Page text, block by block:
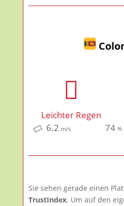
Leichter Regen
6.2 m/s 74%
Sie sehen gerade einen
TrustIndex. Um auf den